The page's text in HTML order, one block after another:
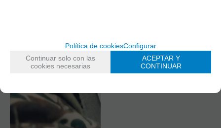
Política de cookiesConfigurar
Continuar solo con las
cookies necesarias
ACEPTAR Y
CONTINUAR